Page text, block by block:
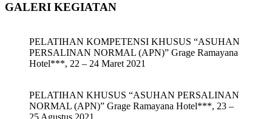
GALERI KEGIATAN
PELATIHAN KOMPETENSI KHUSUS “ASUHAN
PERSALINAN NORMAL (APN)” Grage Ramayana
Hotel***, 22 – 24 Maret 2021
PELATIHAN KHUSUS “ASUHAN PERSALINAN
NORMAL (APN)” Grage Ramayana Hotel***, 23 –